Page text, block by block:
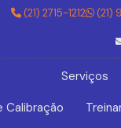
(21) 2715-1212 (21)
Serviços
Calibração